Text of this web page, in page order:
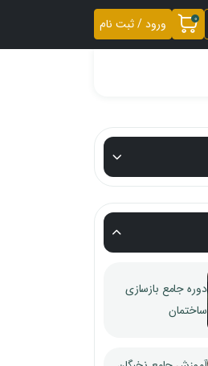
0 ورود / ثبت نام
دوره جامع بازسازی
ساختمان